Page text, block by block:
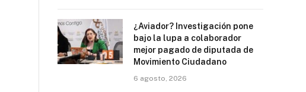
¿Aviador? Investigación pone
bajo la lupa a colaborador
mejor pagado de diputada de
Movimiento Ciudadano
6 agosto, 2026